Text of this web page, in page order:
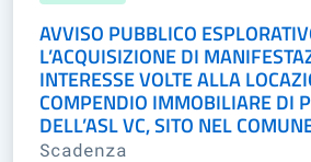
AVVISO PUBBLICO
L’ACQUISIZIONE DI
INTERESSE VOLTE ALLA
COMPENDIO IMMOBILIARE DI
DELL’ASL VC, SITO NEL
Scadenza